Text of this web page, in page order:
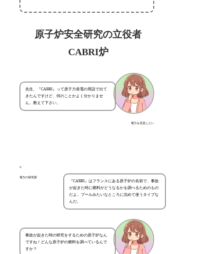
原子炉安全研究の立役者
CABRI炉
電力を見直したい
先生、『CABRI』って原子力発電の用語で出て
きたんですけど、何のことかよく分かりませ
ん。教えて下さい。
電力の研究家
『CABRI』はフランスにある原子炉の名前で、事故
が起きた時に燃料がどうなるかを調べるためのもの
だよ。プールみたいなところに沈めて使うタイプな
んだ。
事故が起きた時の研究をするための原子炉なん
ですね！どんな原子炉の燃料を調べているんで
すか？